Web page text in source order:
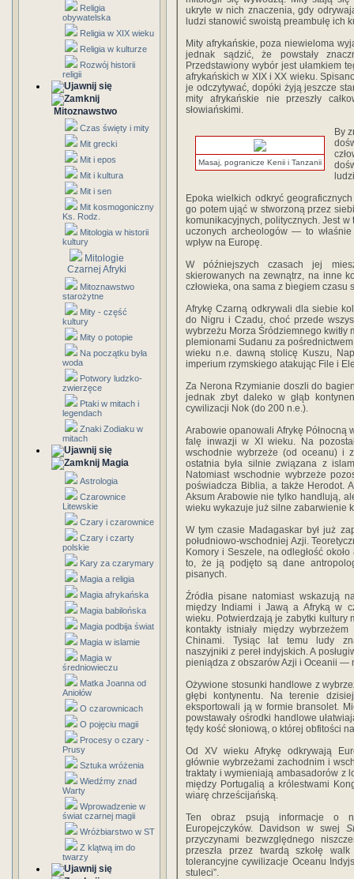
Religia
obywatelska
Religia w XIX wieku
Religia w kulturze
Rozwój historii
religii
Mitoznawstwo
Czas święty i mity
Mit grecki
Mit i epos
Mit i kultura
Mit i sen
Mit kosmogoniczny
Ks. Rodz.
Mitologia w historii
kultury
Mitologie
Czarnej Afryki
Mitoznawstwo
starożytne
Mity - część
kultury
Mity o potopie
Na początku była
woda
Potwory ludzko-
zwierzęce
Ptaki w mitach i
legendach
Znaki Zodiaku w
mitach
Magia
Astrologia
Czarownice
Litewskie
Czary i czarownice
Czary i czarty
polskie
Kary za czarymary
Magia a religia
Magia afrykańska
Magia babilońska
Magia podbija świat
Magia w islamie
Magia w
średniowieczu
Matka Joanna od
Aniołów
O czarownicach
O pojęciu magii
Procesy o czary -
Prusy
Sztuka wróżenia
Wiedźmy znad
Warty
Wprowadzenie w
świat czarnej magii
Wróżbiarstwo w ST
Z klątwą im do
twarzy
ukryte w nich znaczenia, gdy
ludzi stanowić swoistą preambułę ich
Mity afrykańskie, poza niewieloma
jednak sądzić, że powstały
Przedstawiony wybór jest ułamkiem
afrykańskich w XIX i XX wieku.
je odczytywać, dopóki żyją jeszcze
mity afrykańskie nie przeszły
słowiańskimi.
Masaj, pogranicze Kenii i Tanzanii
By
Epoka wielkich odkryć
go potem ująć w stworzoną przez
komunikacyjnych, politycznych. Jest
uczonych archeologów — to
wpływ na Europę.
W późniejszych czasach jej
skierowanych na zewnątrz, na inne
człowieka, ona sama z biegiem czasu
Afrykę Czarną odkrywali dla siebie
do Nigru i Czadu, choć przede
wybrzeżu Morza Śródziemnego kwitły
plemionami Sudanu za
wieku n.e. dawną stolicę Kuszu,
imperium rzymskiego atakując File i
Za Nerona Rzymianie doszli do
jednak zbyt daleko w głąb
cywilizacji Nok (do 200 n.e.).
Arabowie opanowali Afrykę
falę inwazji w XI wieku. Na
wschodnie wybrzeże (od oceanu) i
ostatnia była silnie związana z
Natomiast wschodnie wybrzeże
poświadcza Biblia, a także Herodot.
Aksum Arabowie nie tylko handlują,
wieku wykazuje już silne zabarwienie
W tym czasie Madagaskar był już
południowo-wschodniej Azji.
Komory i Seszele, na odległość
to, że ją podjęto są dane
pisanych.
Źródła pisane natomiast wskazują
między Indiami i Jawą a Afryką w
wieku. Potwierdzają je zabytki kultury
kontakty istniały między
Chinami. Tysiąc lat temu ludy
naszyjniki z pereł indyjskich. A
pieniądza z obszarów Azji i Oceanii —
Ożywione stosunki handlowe z
głębi kontynentu. Na terenie
eksportowali ją w formie bransolet.
powstawały ośrodki handlowe
tędy kość słoniową, o której obfitości
Od XV wieku Afrykę odkrywają
głównie wybrzeżami zachodnim i
traktaty i wymieniają ambasadorów z
między Portugalią a królestwami
wiarę chrześcijańską.
Ten obraz psują informacje o
Europejczyków. Davidson w swej
przyczynami bezwzględnego
przeszła przez twardą szkołę
tolerancyjne cywilizacje Oceanu
stuleci”.